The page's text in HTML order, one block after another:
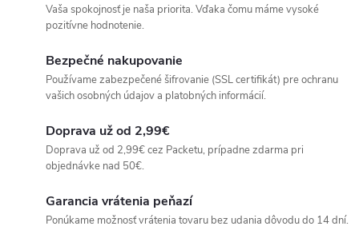
Vaša spokojnosť je naša priorita. Vďaka čomu máme vysoké
pozitívne hodnotenie.
Bezpečné nakupovanie
Používame zabezpečené šifrovanie (SSL certifikát) pre ochranu
vašich osobných údajov a platobných informácií.
Doprava už od 2,99€
Doprava už od 2,99€ cez Packetu, prípadne zdarma pri
objednávke nad 50€.
Garancia vrátenia peňazí
Ponúkame možnosť vrátenia tovaru bez udania dôvodu do 14 dní.